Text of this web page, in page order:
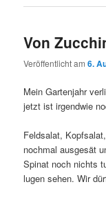
Von
Veröffentlicht am6.
Mein Gartenjahr
jetzt ist irgendwie
Feldsalat,
nochmal ausgesät
Spinat noch nichts
lugen sehen. Wir